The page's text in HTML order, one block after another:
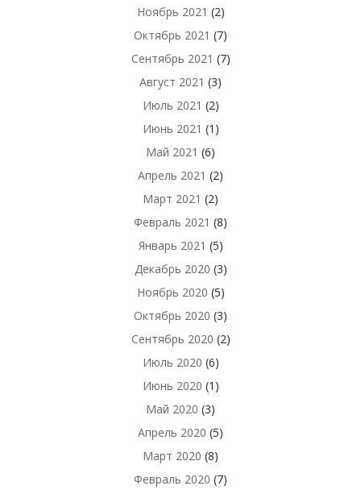
Ноябрь 2021 (2)
Октябрь 2021 (7)
Сентябрь 2021 (7)
Август 2021 (3)
Июль 2021 (2)
Июнь 2021 (1)
Май 2021 (6)
Апрель 2021 (2)
Март 2021 (2)
Февраль 2021 (8)
Январь 2021 (5)
Декабрь 2020 (3)
Ноябрь 2020 (5)
Октябрь 2020 (3)
Сентябрь 2020 (2)
Июль 2020 (6)
Июнь 2020 (1)
Май 2020 (3)
Апрель 2020 (5)
Март 2020 (8)
Февраль 2020 (7)